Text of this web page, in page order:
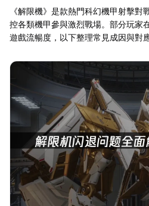
《解限機》是款熱門科幻機甲射擊
控各類機甲參與激烈戰場。部分玩家
遊戲流暢度，以下整理常見成因與對